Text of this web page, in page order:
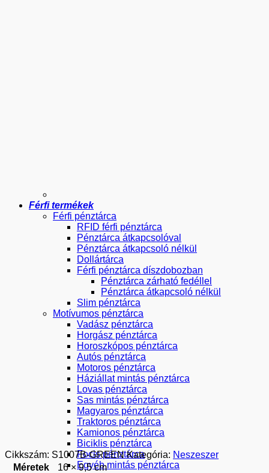
Férfi termékek
Férfi pénztárca
RFID férfi pénztárca
Pénztárca átkapcsolóval
Pénztárca átkapcsoló nélkül
Dollártárca
Férfi pénztárca díszdobozban
Pénztárca zárható fedéllel
Pénztárca átkapcsoló nélkül
Slim pénztárca
Motívumos pénztárca
Vadász pénztárca
Horgász pénztárca
Horoszkópos pénztárca
Autós pénztárca
Motoros pénztárca
Háziállat mintás pénztárca
Lovas pénztárca
Sas mintás pénztárca
Magyaros pénztárca
Traktoros pénztárca
Kamionos pénztárca
Biciklis pénztárca
Focis pénztárca
Egyéb mintás pénztárca
Cikkszám: S1007B-GREEN Kategória: Neszeszer
Méretek
16 × 9,5 cm